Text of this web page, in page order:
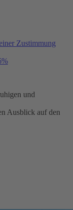
Zustimmung
und
Ausblick auf den